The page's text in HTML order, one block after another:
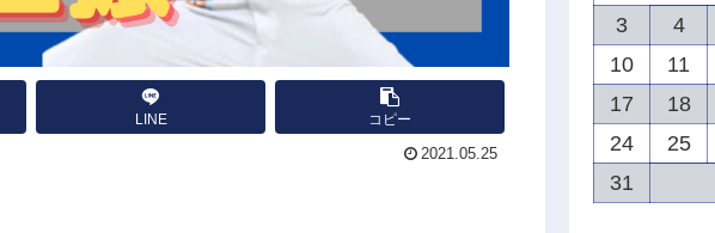
LINE コピー
2021.05.25
3
4
10
11
17
18
24
25
31